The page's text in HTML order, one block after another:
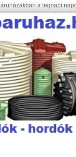
a tegnapi